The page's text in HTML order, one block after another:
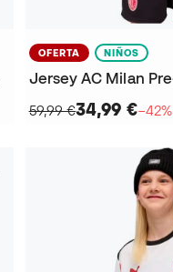
OFERTA NIÑOS
59,99 €34,99 €−42%